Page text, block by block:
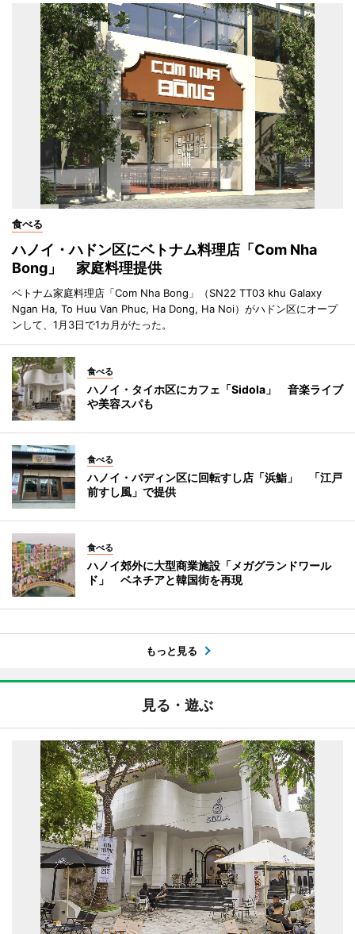
食べる
ハノイ・ハドン区にベトナム料理店「Com Nha
Bong」 家庭料理提供
ベトナム家庭料理店「Com Nha Bong」（SN22 TT03 khu Galaxy
Ngan Ha, To Huu Van Phuc, Ha Dong, Ha Noi）がハドン区にオープ
ンして、1月3日で1カ月がたった。
食べる
ハノイ・タイホ区にカフェ「Sidola」 音楽ライブ
や美容スパも
食べる
ハノイ・バディン区に回転すし店「浜鮨」 「江戸
前すし風」で提供
食べる
ハノイ郊外に大型商業施設「メガグランドワール
ド」 ベネチアと韓国街を再現
もっと見る
見る・遊ぶ